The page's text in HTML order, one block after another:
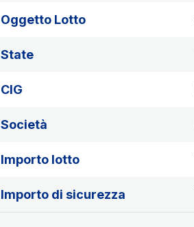
Oggetto Lotto
State
CIG
Società
Importo lotto
Importo di sicurezza